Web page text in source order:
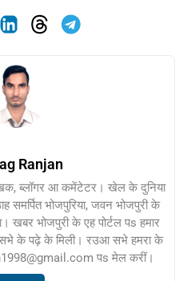
Ranjan
ब्लॉगर आ कमेंटेटर। खेल के दुनिया
समर्पित भोजपुरिया, जवन भोजपुरी के
खबर भोजपुरी के एह पोर्टल पs हमार
के पढ़े के मिली। रउआ सभे हमरा के
पs मेल करीं।